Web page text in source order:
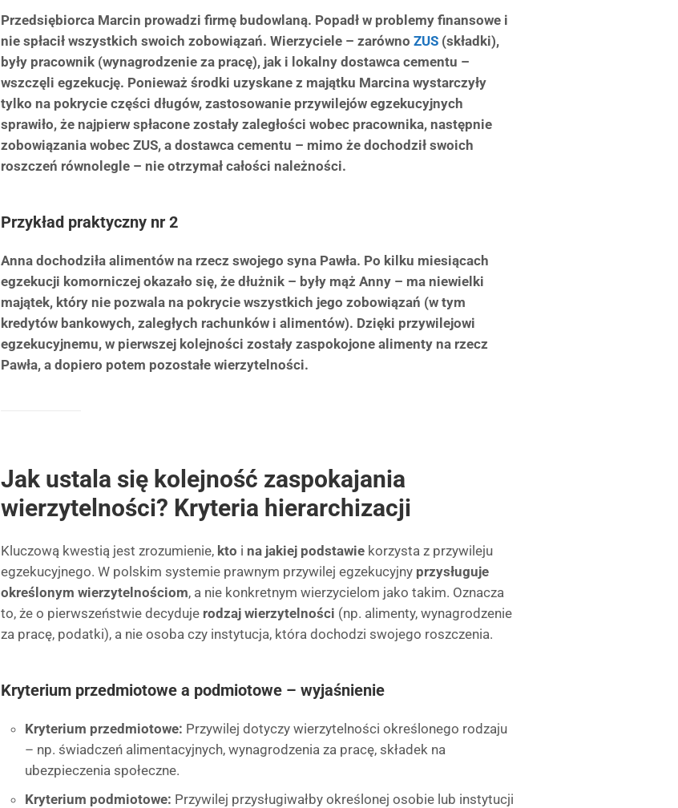
Przedsiębiorca Marcin prowadzi firmę budowlaną. Popadł w problemy finansowe i
nie spłacił wszystkich swoich zobowiązań. Wierzyciele – zarówno ZUS (składki),
były pracownik (wynagrodzenie za pracę), jak i lokalny dostawca cementu –
wszczęli egzekucję. Ponieważ środki uzyskane z majątku Marcina wystarczyły
tylko na pokrycie części długów, zastosowanie przywilejów egzekucyjnych
sprawiło, że najpierw spłacone zostały zaległości wobec pracownika, następnie
zobowiązania wobec ZUS, a dostawca cementu – mimo że dochodził swoich
roszczeń równolegle – nie otrzymał całości należności.
Przykład praktyczny nr 2
Anna dochodziła alimentów na rzecz swojego syna Pawła. Po kilku miesiącach
egzekucji komorniczej okazało się, że dłużnik – były mąż Anny – ma niewielki
majątek, który nie pozwala na pokrycie wszystkich jego zobowiązań (w tym
kredytów bankowych, zaległych rachunków i alimentów). Dzięki przywilejowi
egzekucyjnemu, w pierwszej kolejności zostały zaspokojone alimenty na rzecz
Pawła, a dopiero potem pozostałe wierzytelności.
Jak ustala się kolejność zaspokajania
wierzytelności? Kryteria hierarchizacji
Kluczową kwestią jest zrozumienie, kto i na jakiej podstawie korzysta z przywileju
egzekucyjnego. W polskim systemie prawnym przywilej egzekucyjny przysługuje
określonym wierzytelnościom, a nie konkretnym wierzycielom jako takim. Oznacza
to, że o pierwszeństwie decyduje rodzaj wierzytelności (np. alimenty, wynagrodzenie
za pracę, podatki), a nie osoba czy instytucja, która dochodzi swojego roszczenia.
Kryterium przedmiotowe a podmiotowe – wyjaśnienie
Kryterium przedmiotowe: Przywilej dotyczy wierzytelności określonego rodzaju
– np. świadczeń alimentacyjnych, wynagrodzenia za pracę, składek na
ubezpieczenia społeczne.
Kryterium podmiotowe: Przywilej przysługiwałby określonej osobie lub instytucji